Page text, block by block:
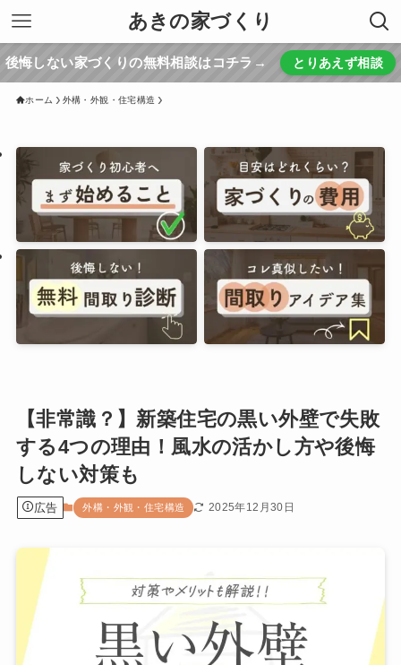
あきの家づくり
後悔しない家づくりの無料相談はコチラ→ とりあえず相談
ホーム 外構・外観・住宅構造
【非常識？】新築住宅の黒い外壁で失敗
する4つの理由！風水の活かし方や後悔
しない対策も
広告 外構・外観・住宅構造 2025年12月30日